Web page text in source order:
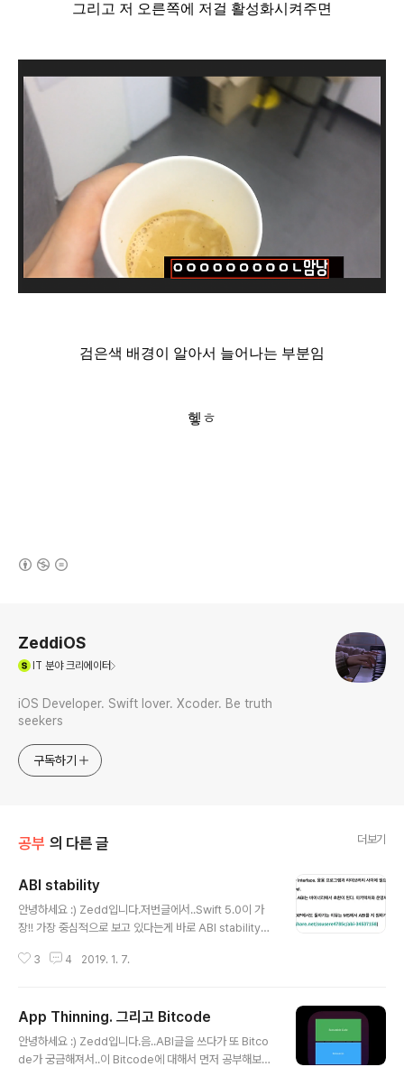
그리고 저 오른쪽에 저걸 활성화시켜주면
검은색 배경이 알아서 늘어나는 부분임
헿ㅎ
ZeddiOS
IT 분야 크리에이터
iOS Developer. Swift lover. Xcoder. Be truth
seekers
구독하기
공부 의 다른 글 더보기
ABI stability
안녕하세요 :) Zedd입니다.저번글에서..Swift 5.0이 가
장!! 가장 중심적으로 보고 있다는게 바로 ABI stability라
잘 모르겠어요. 딱 뭔가 개념이 안잡힘 그래서 공부해보려
로그에는 다 가본 것 같아요. 근데도 제가 이걸 잘 이해한건
지 이해가 안갑니다.그래서 그런지..제가 정확한 정보를 전
달한건지 의심스럽습니다...혹시 내가 ABI를 좀 잘아는데,
3 4 2019. 1. 7.
App Thinning. 그리고 Bitcode
안녕하세요 :) Zedd입니다.음..ABI글을 쓰다가 또 Bitco
de가 궁금해져서..이 Bitcode에 대해서 먼저 공부해보려